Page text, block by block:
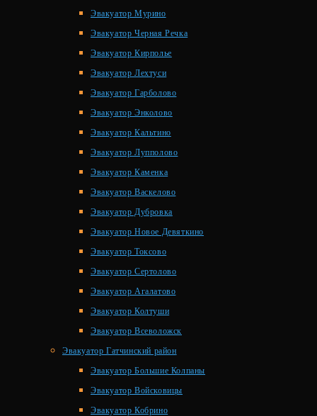
Эвакуатор Мурино
Эвакуатор Черная Речка
Эвакуатор Кирполье
Эвакуатор Лехтуси
Эвакуатор Гарболово
Эвакуатор Энколово
Эвакуатор Кальтино
Эвакуатор Лупполово
Эвакуатор Каменка
Эвакуатор Васкелово
Эвакуатор Дубровка
Эвакуатор Новое Девяткино
Эвакуатор Токсово
Эвакуатор Сертолово
Эвакуатор Агалатово
Эвакуатор Колтуши
Эвакуатор Всеволожск
Эвакуатор Гатчинский район
Эвакуатор Большие Колпаны
Эвакуатор Войсковицы
Эвакуатор Кобрино